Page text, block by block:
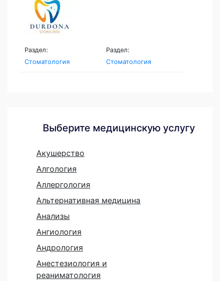
Раздел:
Стоматология
Раздел:
Стоматология
Выберите медицинскую услугу
Акушерство
Алгология
Аллергология
Альтернативная медицина
Анализы
Ангиология
Андрология
Анестезиология и
реаниматология